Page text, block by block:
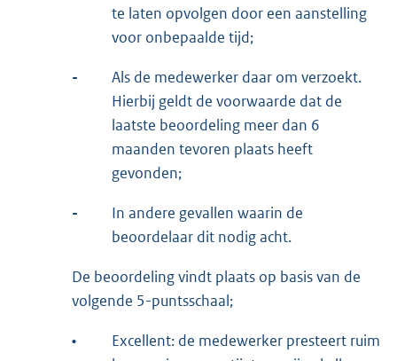
te laten opvolgen door een aanstelling
voor onbepaalde tijd;
-
Als de medewerker daar om verzoekt.
Hierbij geldt de voorwaarde dat de
laatste beoordeling meer dan 6
maanden tevoren plaats heeft
gevonden;
-
In andere gevallen waarin de
beoordelaar dit nodig acht.
De beoordeling vindt plaats op basis van de
volgende 5-puntsschaal;
•
Excellent: de medewerker presteert ruim